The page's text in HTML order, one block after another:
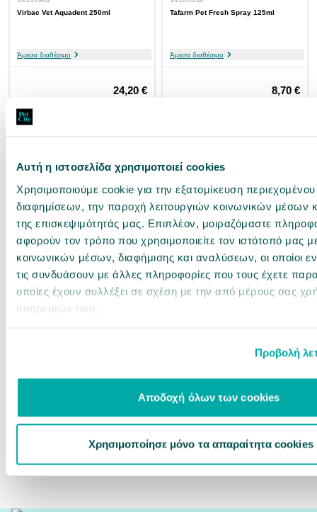
Αυτή η ιστοσελίδα χρησιμοποιεί cookies
Χρησιμοποιούμε cookie για την εξατομίκευση περιεχομένου
διαφημίσεων, την παροχή λειτουργιών κοινωνικών μέσων
της επισκεψιμότητάς μας. Επιπλέον, μοιραζόμαστε
αφορούν τον τρόπο που χρησιμοποιείτε τον ιστότοπό μας
κοινωνικών μέσων, διαφήμισης και αναλύσεων, οι οποίοι
τις συνδυάσουν με άλλες πληροφορίες που τους έχετε
οποίες έχουν συλλέξει σε σχέση με την από μέρους σας
υπηρεσιών τους.
Προβολή
Αποδοχή όλων των cookies
Χρησιμοποίησε μόνο τα απαραίτητα cookies
Virbac Vet Aquadent 250ml
Άμεσα διαθέσιμο
24,20 €
Tafarm Pet Fresh Spray 125ml
Άμεσα διαθέσιμο
8,70 €
24500072
Record Οδοντόκρεμα για Σκύλους &
75.9€ / lt